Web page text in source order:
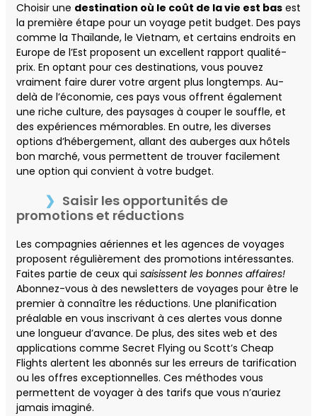
Choisir une destination où le coût de la vie est bas est
la première étape pour un voyage petit budget. Des pays
comme la Thaïlande, le Vietnam, et certains endroits en
Europe de l’Est proposent un excellent rapport qualité-
prix. En optant pour ces destinations, vous pouvez
vraiment faire durer votre argent plus longtemps. Au-
delà de l’économie, ces pays vous offrent également
une riche culture, des paysages à couper le souffle, et
des expériences mémorables. En outre, les diverses
options d’hébergement, allant des auberges aux hôtels
bon marché, vous permettent de trouver facilement
une option qui convient à votre budget.
Saisir les opportunités de
promotions et réductions
Les compagnies aériennes et les agences de voyages
proposent régulièrement des promotions intéressantes.
Faites partie de ceux qui saisissent les bonnes affaires!
Abonnez-vous à des newsletters de voyages pour être le
premier à connaître les réductions. Une planification
préalable en vous inscrivant à ces alertes vous donne
une longueur d’avance. De plus, des sites web et des
applications comme Secret Flying ou Scott’s Cheap
Flights alertent les abonnés sur les erreurs de tarification
ou les offres exceptionnelles. Ces méthodes vous
permettent de voyager à des tarifs que vous n’auriez
jamais imaginé.